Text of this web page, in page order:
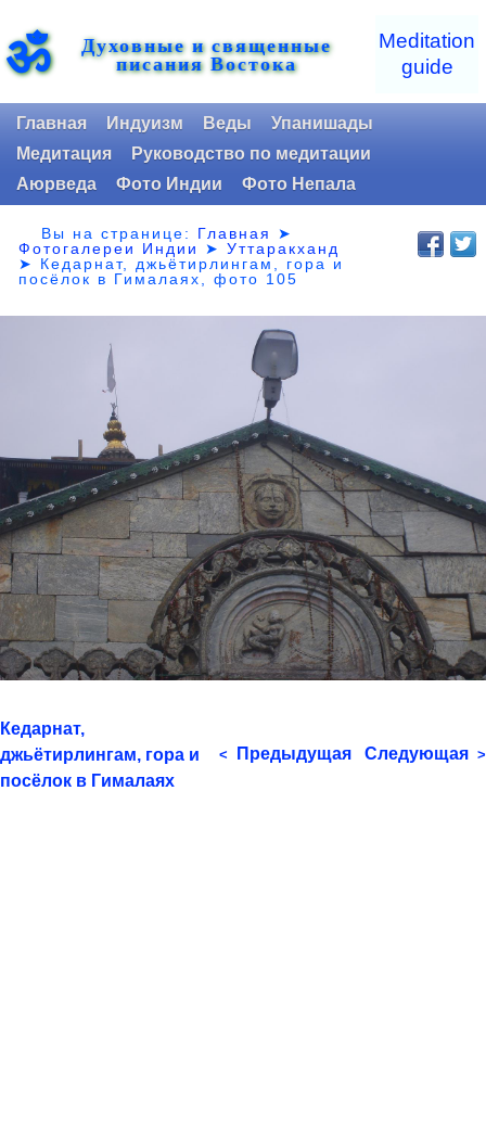
ॐ Духовные и священные
писания Востока
Meditation
guide
Главная Индуизм Веды
Упанишады
Медитация
Руководство по медитации
Аюрведа
Фото Индии Фото Непала
Вы на странице: Главная
➤
Фотогалереи Индии
➤Уттаракханд
➤ Кедарнат, джьётирлингам, гора и
посёлок в Гималаях, фото 105
Кедарнат,
джьётирлингам, гора и
посёлок в Гималаях
< Предыдущая Следующая >